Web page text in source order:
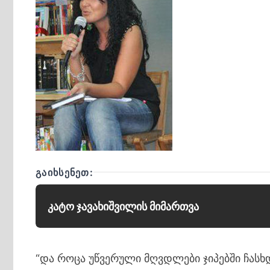
ᲒᲐᲘᲮᲡᲔᲜᲔᲗ:
კატო ჯავახიშვილის მიმართვა
“და როცა უწვერული მღვდლები ჯიპებში